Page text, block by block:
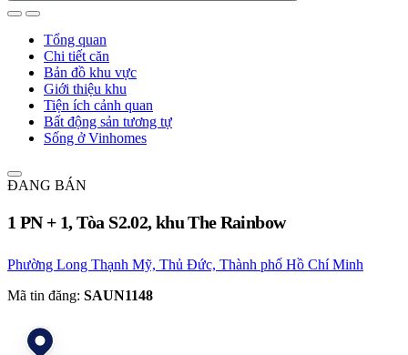
Tổng quan
Chi tiết căn
Bản đồ khu vực
Giới thiệu khu
Tiện ích cảnh quan
Bất động sản tương tự
Sống ở Vinhomes
ĐANG BÁN
1 PN + 1, Tòa S2.02, khu The Rainbow
Phường Long Thạnh Mỹ, Thủ Đức, Thành phố Hồ Chí Minh
Mã tin đăng: SAUN1148